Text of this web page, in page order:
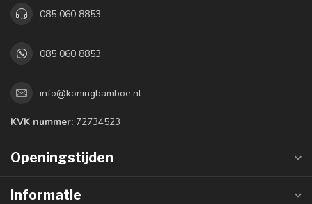
085 060 8853
085 060 8853
info@koningbamboe.nl
KVK nummer: 72734523
Openingstijden
Informatie